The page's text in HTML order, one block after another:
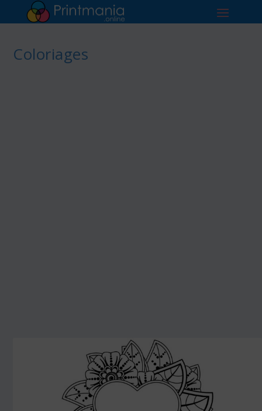
Coloriages